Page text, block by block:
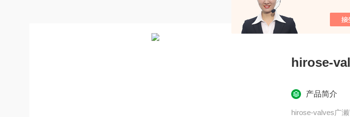
hirose-
产品简介
hirose-valves广